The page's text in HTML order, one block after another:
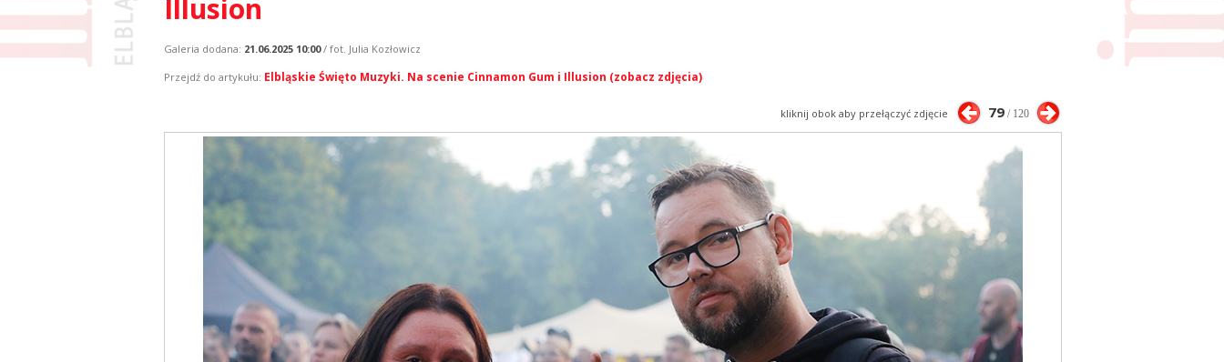
Illusion
Galeria dodana: 21.06.2025 10:00/ fot. Julia Kozłowicz
Przejdź do artykułu: Elbląskie Święto Muzyki. Na scenie Cinnamon Gum i Illusion (zobacz zdjęcia)
kliknij obok aby przełączyć zdjęcie 79/ 120